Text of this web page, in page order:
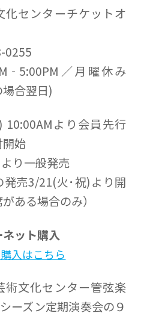
センターチケットオ
0255
／月曜休み
合翌日)
10:00AMより会員先行
始
り一般発売
発売3/21(火･祝)より開
ある場合のみ）
ット購入
入はこちら
文化センター管弦楽
ーズン定期演奏会の９